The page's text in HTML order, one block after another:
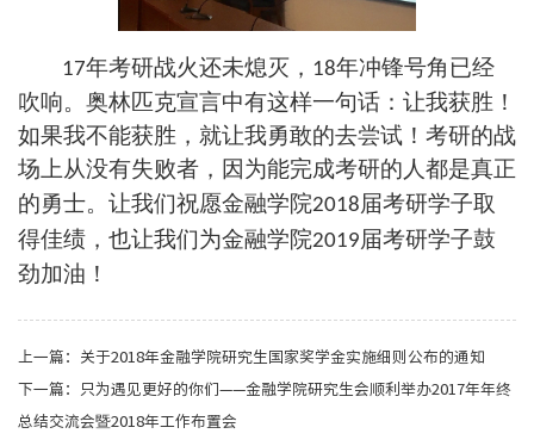
17年考研战火还未熄灭， 18年冲锋号角已经
吹响。奥林匹克宣言中有这样一句话：让我获胜！
如果我不能获胜，就让我勇敢的去尝试！考研的战
场上从没有失败者，因为能完成考研的人都是真正
的勇士。让我们祝愿金融学院2018届考研学子取
得佳绩，也让我们为金融学院2019届考研学子鼓
劲加油！
上一篇： 关于2018年金融学院研究生国家奖学金实施细则公布的通知
下一篇： 只为遇见更好的你们——金融学院研究生会顺利举办2017年年终
总结交流会暨2018年工作布置会